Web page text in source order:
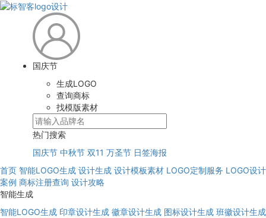
国庆节
生成LOGO
查询商标
找模版素材
热门搜索
国庆节 中秋节 双11 万圣节 日签海报
首页 智能LOGO生成 设计生成 设计模板素材 LOGO定制服务 LOGO设计
案例 商标注册查询 设计攻略
智能生成
智能LOGO生成 印章设计生成 徽章设计生成 图标设计生成 班徽设计生成